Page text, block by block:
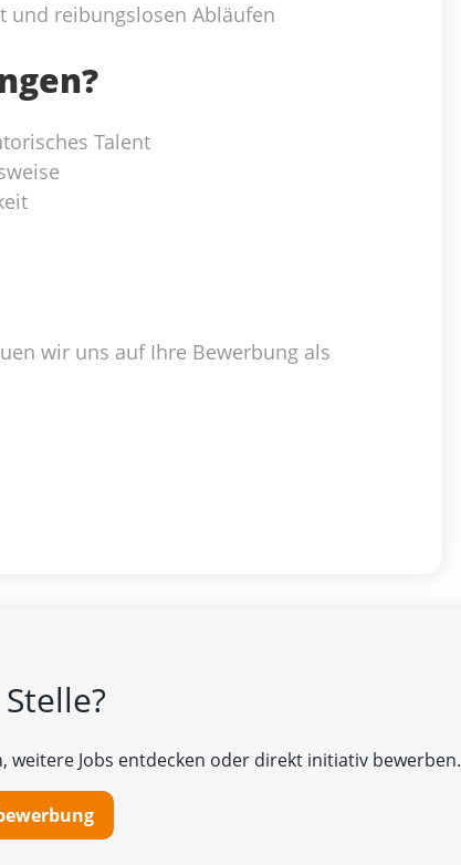
und reibungslosen Abläufen
Talent
wir uns auf Ihre Bewerbung als
weitere Jobs entdecken oder direkt initiativ bewerben.